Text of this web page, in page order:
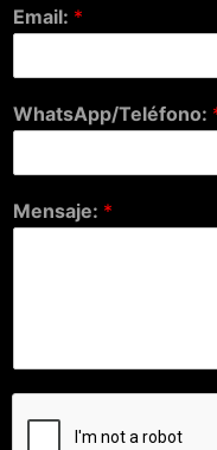
Email: *
WhatsApp/Teléfono:
Mensaje: *